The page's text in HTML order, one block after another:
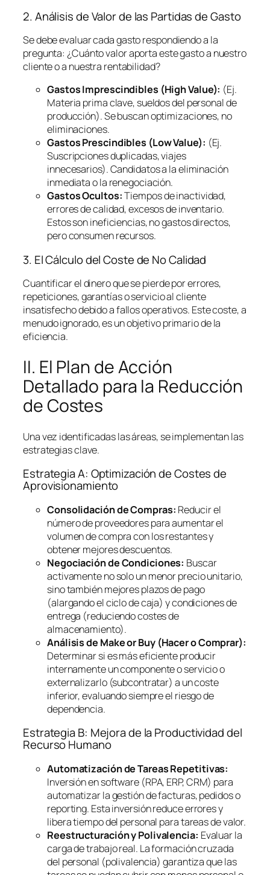
2. Análisis de Valor de las Partidas de Gasto
Se debe evaluar cada gasto respondiendo a la
pregunta: ¿Cuánto valor aporta este gasto a nuestro
cliente o a nuestra rentabilidad?
Gastos Imprescindibles (High Value): (Ej.
Materia prima clave, sueldos del personal de
producción). Se buscan optimizaciones, no
eliminaciones.
Gastos Prescindibles (Low Value): (Ej.
Suscripciones duplicadas, viajes
innecesarios). Candidatos a la eliminación
inmediata o la renegociación.
Gastos Ocultos:Tiempos de inactividad,
errores de calidad, excesos de inventario.
Estos son ineficiencias, no gastos directos,
pero consumen recursos.
3. El Cálculo del Coste de No Calidad
Cuantificar el dinero que se pierde por errores,
repeticiones, garantías o servicio al cliente
insatisfecho debido a fallos operativos. Este coste, a
menudo ignorado, es un objetivo primario de la
eficiencia.
II. El Plan de Acción
Detallado para la Reducción
de Costes
Una vez identificadas las áreas, se implementan las
estrategias clave.
Estrategia A: Optimización de Costes de
Aprovisionamiento
Consolidación de Compras: Reducir el
número de proveedores para aumentar el
volumen de compra con los restantes y
obtener mejores descuentos.
Negociación de Condiciones: Buscar
activamente no solo un menor precio unitario,
sino también mejores plazos de pago
(alargando el ciclo de caja) y condiciones de
entrega (reduciendo costes de
almacenamiento).
Análisis de Make or Buy(Hacer o Comprar):
Determinar si es más eficiente producir
internamente un componente o servicio o
externalizarlo (subcontratar) a un coste
inferior, evaluando siempre el riesgo de
dependencia.
Estrategia B: Mejora de la Productividad del
Recurso Humano
Automatización de Tareas Repetitivas:
Inversión ensoftware(RPA, ERP, CRM) para
automatizar la gestión de facturas, pedidos o
reporting. Esta inversión reduce errores y
libera tiempo del personal para tareas de valor.
Reestructuración y Polivalencia: Evaluar la
carga de trabajo real. La formación cruzada
del personal (polivalencia) garantiza que las